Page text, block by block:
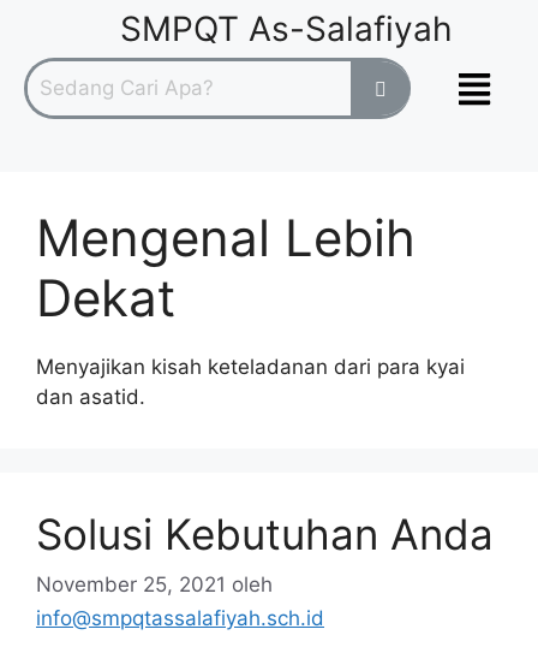
SMPQT As-Salafiyah
Mengenal Lebih
Dekat
Menyajikan kisah keteladanan dari para kyai
dan asatid.
Solusi Kebutuhan Anda
November 25, 2021 oleh
info@smpqtassalafiyah.sch.id